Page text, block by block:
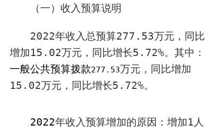
（一）收入预算说明
2022年收入总预算277.53万元，同比
增加15.02万元，同比增长5.72%。其中：
一般公共预算拨款277.53万元， 同比增加
15.02万元，同比增长5.72%。
2022年收入预算增加的原因：增加1人